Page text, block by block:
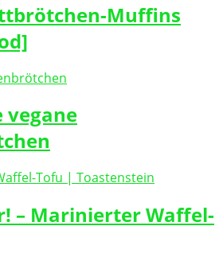
Muffins
vegane
– Marinierter Waffel-